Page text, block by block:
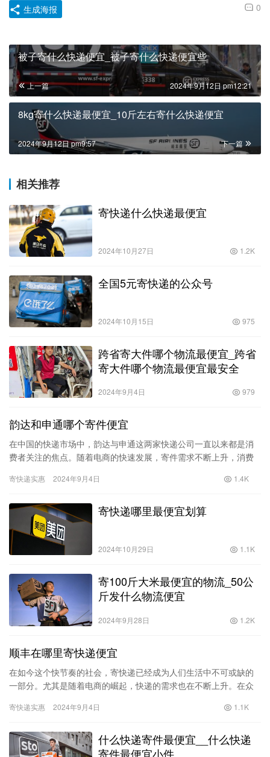
0
生成海报
被子寄什么快递便宜_被子寄什么快递便宜些
上一篇 2024年9月12日 pm12:21
8kg寄什么快递最便宜_10斤左右寄什么快递便宜
下一篇
2024年9月12日 pm9:57
相关推荐
寄快递什么快递最便宜
2024年10月27日 1.2K
全国5元寄快递的公众号
2024年10月15日 975
跨省寄大件哪个物流最便宜_跨省
寄大件哪个物流最便宜最安全
2024年9月4日 979
韵达和申通哪个寄件便宜
在中国的快递市场中，韵达与申通这两家快递公司一直以来都是消
费者关注的焦点。随着电商的快速发展，寄件需求不断上升，消费
的考虑…
寄快递实惠 2024年9月4日 1.4K
寄快递哪里最便宜划算
2024年10月29日 1.1K
寄100斤大米最便宜的物流_50公
斤发什么物流便宜
2024年9月28日 1.2K
顺丰在哪里寄快递便宜
在如今这个快节奏的社会，寄快递已经成为人们生活中不可或缺的
一部分。尤其是随着电商的崛起，快递的需求也在不断上升。在众
人却在…
寄快递实惠 2024年9月4日 1.1K
什么快递寄件最便宜__什么快递
寄件最便宜小件